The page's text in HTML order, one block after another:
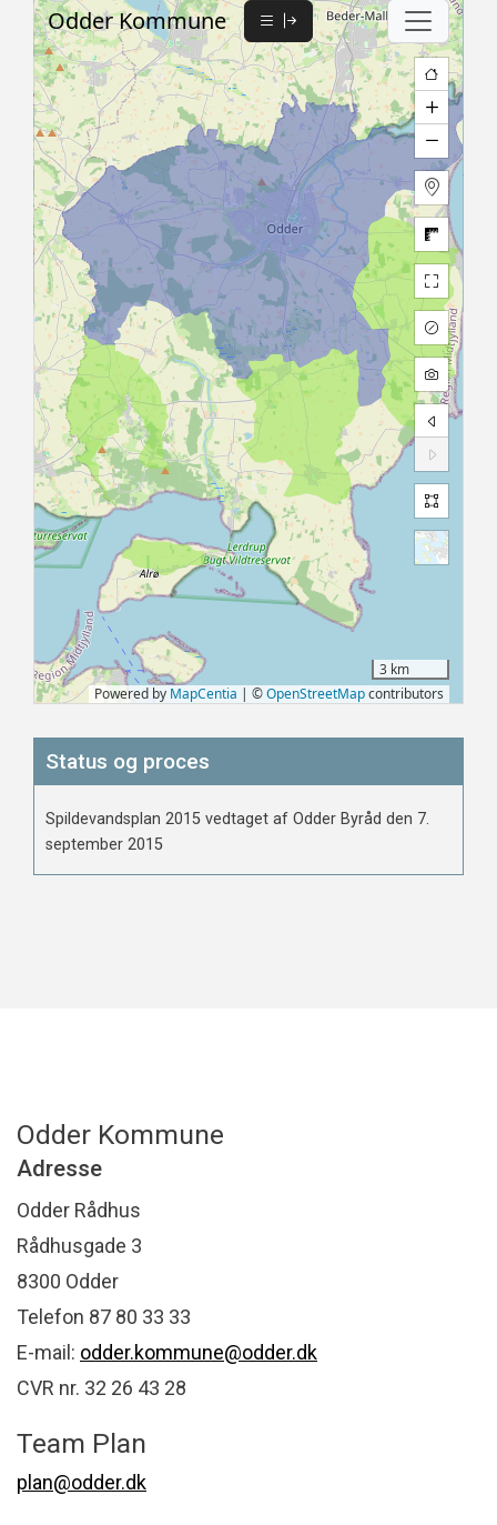
Status og proces
Spildevandsplan 2015 vedtaget af Odder Byråd den 7.
september 2015
Odder Kommune
Adresse
Odder Rådhus
Rådhusgade 3
8300 Odder
Telefon 87 80 33 33
E-mail: odder.kommune@odder.dk
CVR nr. 32 26 43 28
Team Plan
plan@odder.dk